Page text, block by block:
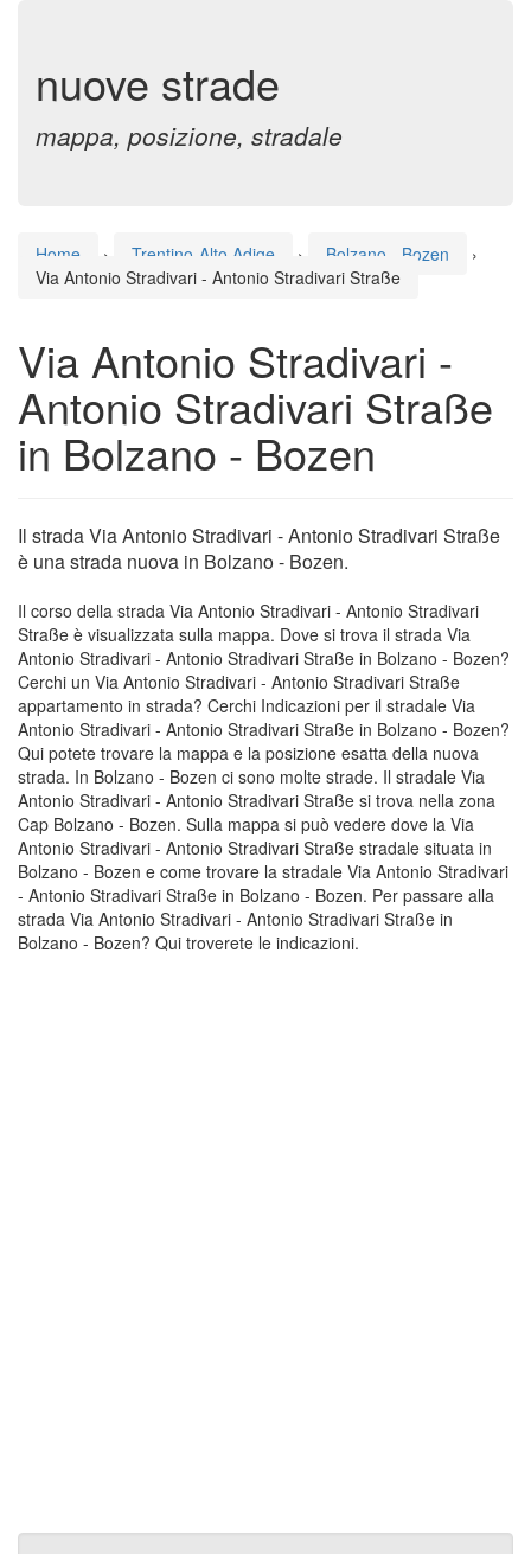
nuove strade
mappa, posizione, stradale
Home › Trentino-Alto Adige › Bolzano - Bozen
›
Via Antonio Stradivari - Antonio Stradivari Straße
Via Antonio Stradivari -
Antonio Stradivari Straße
in Bolzano - Bozen
Il strada Via Antonio Stradivari - Antonio Stradivari Straße
è una strada nuova in Bolzano - Bozen.
Il corso della strada Via Antonio Stradivari - Antonio Stradivari
Straße è visualizzata sulla mappa. Dove si trova il strada Via
Antonio Stradivari - Antonio Stradivari Straße in Bolzano - Bozen?
Cerchi un Via Antonio Stradivari - Antonio Stradivari Straße
appartamento in strada? Cerchi Indicazioni per il stradale Via
Antonio Stradivari - Antonio Stradivari Straße in Bolzano - Bozen?
Qui potete trovare la mappa e la posizione esatta della nuova
strada. In Bolzano - Bozen ci sono molte strade. Il stradale Via
Antonio Stradivari - Antonio Stradivari Straße si trova nella zona
Cap Bolzano - Bozen. Sulla mappa si può vedere dove la Via
Antonio Stradivari - Antonio Stradivari Straße stradale situata in
Bolzano - Bozen e come trovare la stradale Via Antonio Stradivari
- Antonio Stradivari Straße in Bolzano - Bozen. Per passare alla
strada Via Antonio Stradivari - Antonio Stradivari Straße in
Bolzano - Bozen? Qui troverete le indicazioni.